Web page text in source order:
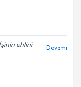
ehlini
Devamı